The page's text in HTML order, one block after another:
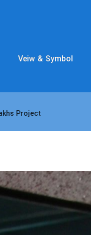
Veiw & Symbol
Project